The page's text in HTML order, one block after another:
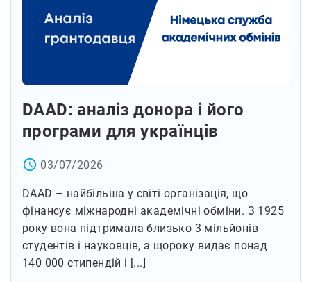
DAAD: аналіз донора і його
програми для українців
access_time 03/07/2026
DAAD – найбільша у світі організація, що
фінансує міжнародні академічні обміни. З 1925
року вона підтримала близько 3 мільйонів
студентів і науковців, а щороку видає понад
140 000 стипендій і [...]